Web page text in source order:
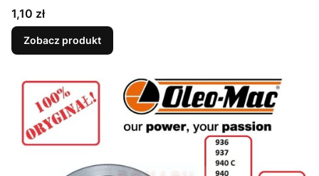
Cena
1,10 zł
Zobacz produkt